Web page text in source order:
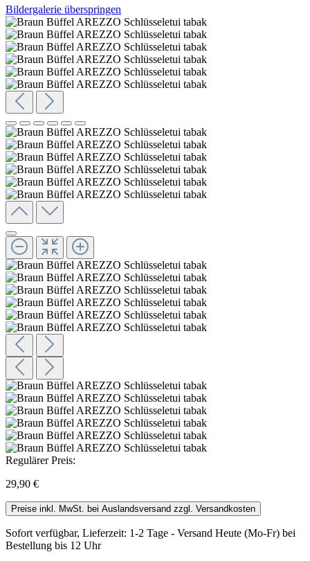
Bildergalerie überspringen
Regulärer Preis:
29,90 €
Preise inkl. MwSt. bei Auslandsversand zzgl. Versandkosten
Sofort verfügbar, Lieferzeit: 1-2 Tage - Ver­sand Heute (Mo-Fr) bei
Be­stel­lung bis 12 Uhr